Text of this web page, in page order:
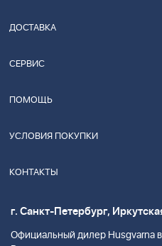
ДОСТАВКА
СЕРВИС
ПОМОЩЬ
УСЛОВИЯ ПОКУПКИ
КОНТАКТЫ
г. Санкт-Петербург,
Официальный дилер Husgvarna